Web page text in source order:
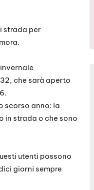
strada per
che sarà aperto
scorso anno: la
in strada o che sono
utenti possono
giorni sempre